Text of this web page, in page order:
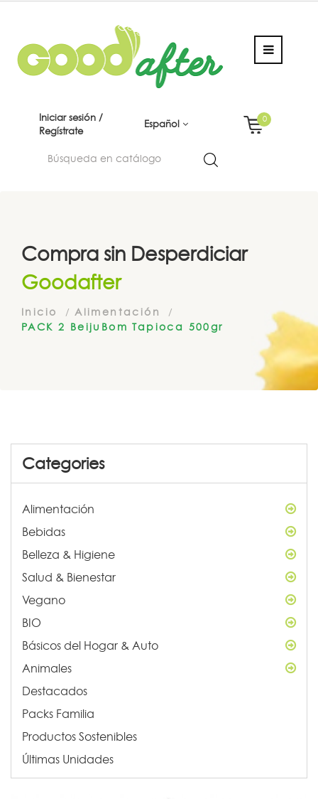
Iniciar sesión /
Regístrate
Español
0
Compra sin Desperdiciar
Goodafter
Inicio
Alimentación
PACK 2 BeijuBom Tapioca 500gr
Categories
Alimentación
Bebidas
Belleza & Higiene
Salud & Bienestar
Vegano
BIO
Básicos del Hogar & Auto
Animales
Destacados
Packs Familia
Productos Sostenibles
Últimas Unidades